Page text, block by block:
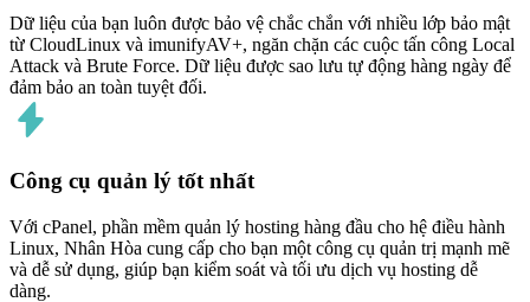
Dữ liệu của bạn luôn được bảo vệ chắc chắn với nhiều lớp bảo mật
từ CloudLinux và imunifyAV+, ngăn chặn các cuộc tấn công Local
Attack và Brute Force. Dữ liệu được sao lưu tự động hàng ngày để
đảm bảo an toàn tuyệt đối.
Công cụ quản lý tốt nhất
Với cPanel, phần mềm quản lý hosting hàng đầu cho hệ điều hành
Linux, Nhân Hòa cung cấp cho bạn một công cụ quản trị mạnh mẽ
và dễ sử dụng, giúp bạn kiểm soát và tối ưu dịch vụ hosting dễ
dàng.